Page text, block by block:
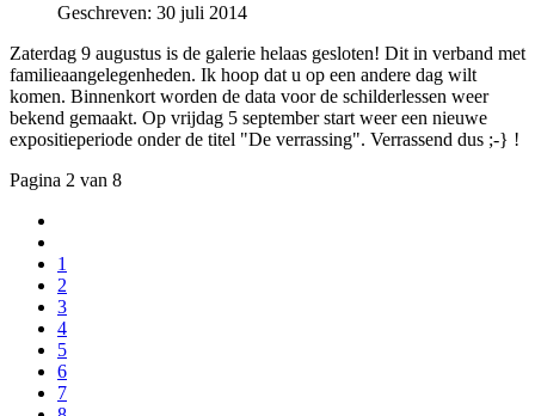
Geschreven: 30 juli 2014
Zaterdag 9 augustus is de galerie helaas gesloten! Dit in verband met
familieaangelegenheden. Ik hoop dat u op een andere dag wilt
komen. Binnenkort worden de data voor de schilderlessen weer
bekend gemaakt. Op vrijdag 5 september start weer een nieuwe
expositieperiode onder de titel "De verrassing". Verrassend dus ;-} !
Pagina 2 van 8
1
2
3
4
5
6
7